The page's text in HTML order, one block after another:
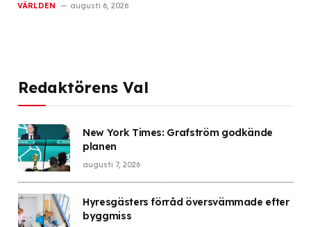
VÄRLDEN augusti 6, 2026
Redaktörens Val
New York Times: Grafström godkände
planen
augusti 7, 2026
Hyresgästers förråd översvämmade efter
byggmiss